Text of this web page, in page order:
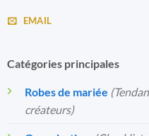
EMAIL
Catégories principales
Robes de mariée
créateurs)